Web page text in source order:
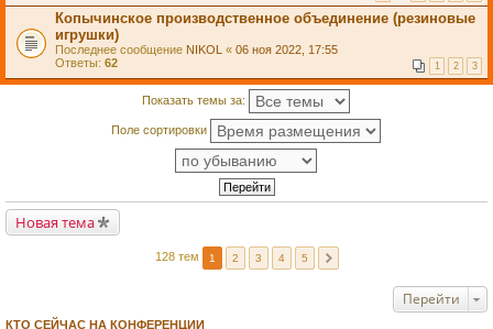
Копычинское производственное объединение (резиновые
игрушки)
Последнее сообщение NIKOL « 06 ноя 2022, 17:55
Ответы: 62 1 2 3
Показать темы за:
Поле сортировки
Новая тема
128 тем 1 2 3 4 5
Перейти
КТО СЕЙЧАС НА КОНФЕРЕНЦИИ